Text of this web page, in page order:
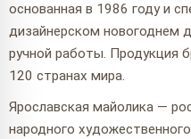
основанная в 1986 году и
дизайнерском новогоднем
ручной работы. Продукция
120 странах мира.
Ярославская майолика —
народного